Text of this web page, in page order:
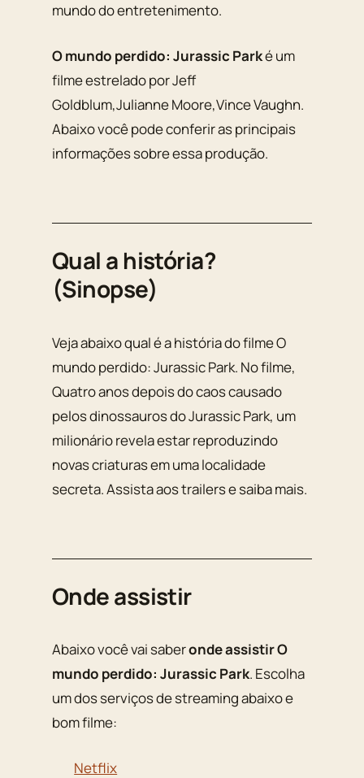
mundo do entretenimento.
O mundo perdido: Jurassic Parké um
filme estrelado por Jeff
Goldblum,Julianne Moore,Vince Vaughn.
Abaixo você pode conferir as principais
informações sobre essa produção.
Qual a história?
(Sinopse)
Veja abaixo qual é a história do filme O
mundo perdido: Jurassic Park. No filme,
Quatro anos depois do caos causado
pelos dinossauros do Jurassic Park, um
milionário revela estar reproduzindo
novas criaturas em uma localidade
secreta. Assista aos trailers e saiba mais.
Onde assistir
Abaixo você vai saberonde assistir O
mundo perdido: Jurassic Park. Escolha
um dos serviços de streaming abaixo e
bom filme:
Netflix